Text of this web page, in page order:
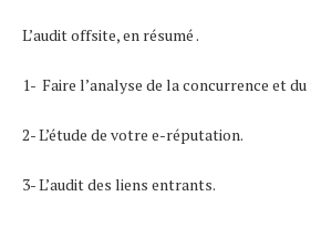
L’audit offsite, en résumé .
1- Faire l’analyse de la concurrence et du
2- L’étude de votre e-réputation.
3- L’audit des liens entrants.